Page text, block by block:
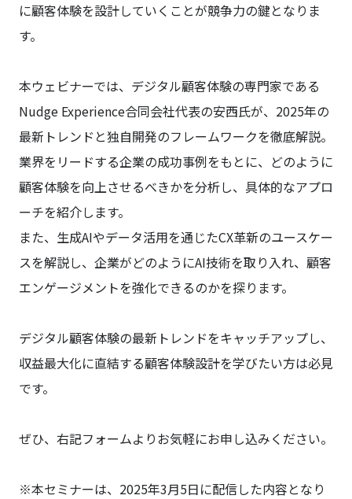
に顧客体験を設計していくことが競争力の鍵となりま
す。
本ウェビナーでは、デジタル顧客体験の専門家である
Nudge Experience合同会社代表の安西氏が、2025年の
最新トレンドと独自開発のフレームワークを徹底解説。
業界をリードする企業の成功事例をもとに、どのように
顧客体験を向上させるべきかを分析し、具体的なアプロ
ーチを紹介します。
また、生成AIやデータ活用を通じたCX革新のユースケー
スを解説し、企業がどのようにAI技術を取り入れ、顧客
エンゲージメントを強化できるのかを探ります。
デジタル顧客体験の最新トレンドをキャッチアップし、
収益最大化に直結する顧客体験設計を学びたい方は必見
です。
ぜひ、右記フォームよりお気軽にお申し込みください。
※本セミナーは、2025年3月5日に配信した内容となり